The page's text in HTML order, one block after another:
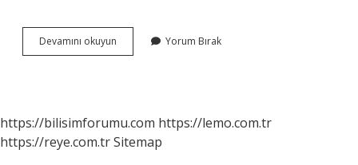
Devamını okuyun
Için
Yorum Bırak
https://bilisimforumu.com https://lemo.com.tr
https://reye.com.trSitemap